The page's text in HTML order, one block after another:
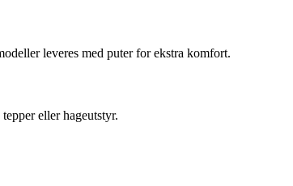
leveres med puter for ekstra komfort.
eller hageutstyr.